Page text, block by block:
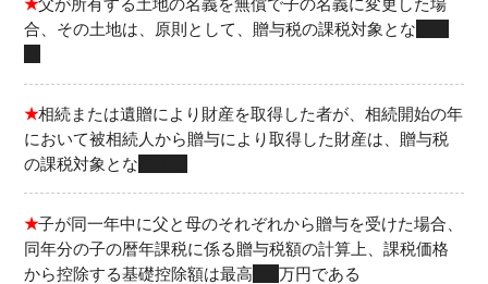
★父が所有する土地の名義を無償で子の名義に変更した場
合、その土地は、原則として、贈与税の課税対象とな
★相続または遺贈により財産を取得した者が、相続開始の年
において被相続人から贈与により取得した財産は、贈与税
の課税対象とな
★子が同一年中に父と母のそれぞれから贈与を受けた場合、
同年分の子の暦年課税に係る贈与税額の計算上、課税価格
から控除する基礎控除額は最高
万円である